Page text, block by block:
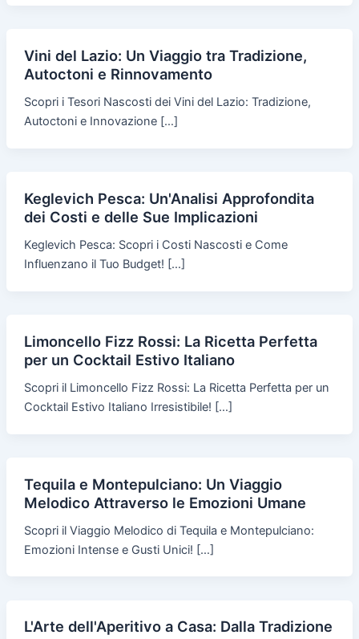
Vini del Lazio: Un Viaggio tra Tradizione,
Autoctoni e Rinnovamento
Scopri i Tesori Nascosti dei Vini del Lazio: Tradizione,
Autoctoni e Innovazione […]
Keglevich Pesca: Un'Analisi Approfondita
dei Costi e delle Sue Implicazioni
Keglevich Pesca: Scopri i Costi Nascosti e Come
Influenzano il Tuo Budget! […]
Limoncello Fizz Rossi: La Ricetta Perfetta
per un Cocktail Estivo Italiano
Scopri il Limoncello Fizz Rossi: La Ricetta Perfetta per un
Cocktail Estivo Italiano Irresistibile! […]
Tequila e Montepulciano: Un Viaggio
Melodico Attraverso le Emozioni Umane
Scopri il Viaggio Melodico di Tequila e Montepulciano:
Emozioni Intense e Gusti Unici! […]
L'Arte dell'Aperitivo a Casa: Dalla Tradizione